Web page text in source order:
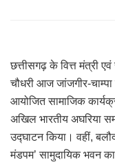
छत्तीसगढ़ के वित्त मंत्री
चौधरी आज जांजगीर-
आयोजित सामाजिक
अखिल भारतीय अघरिया
उद्घाटन किया। वहीं,
मंडपम’ सामुदायिक भवन का